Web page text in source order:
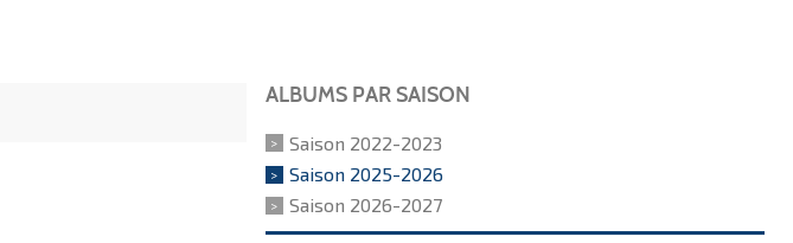
ALBUMS PAR SAISON
Saison 2022-2023
Saison 2025-2026
Saison 2026-2027